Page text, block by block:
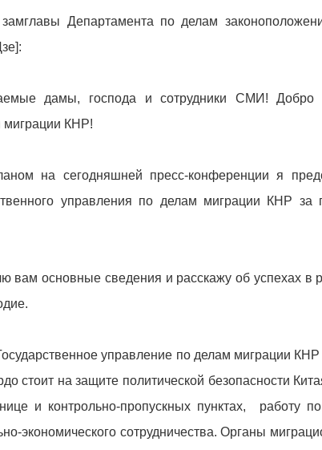
Департамента по делам
дамы, господа и сотрудники СМИ! Добро
миграции КНР!
на сегодняшней пресс-конференции я
управления по делам миграции КНР
вам основные сведения и расскажу об успехах в
управление по делам миграции
стоит на защите политической безопасности
и контрольно-пропускных пунктах, работу
экономического сотрудничества. Органы